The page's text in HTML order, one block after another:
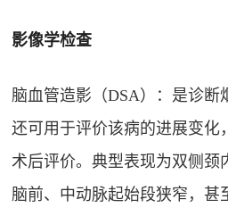
影像学检查
脑血管造影（DSA）：是诊断
还可用于评价该病的进展变化
术后评价。典型表现为双侧颈
脑前、中动脉起始段狭窄，甚